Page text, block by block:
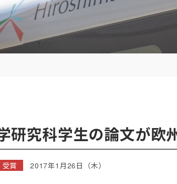
研究科学生の論文が欧
受賞 2017年1月26日（木）